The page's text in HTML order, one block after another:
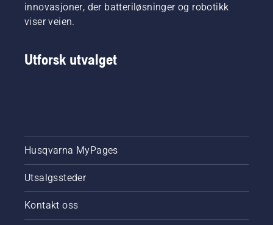
innovasjoner, der batteriløsninger og robotikk
viser veien.
Utforsk utvalget
Husqvarna MyPages
Utsalgssteder
Kontakt oss